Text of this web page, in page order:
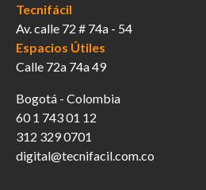
Tecnifácil
Av. calle 72 # 74a - 54
Espacios Útiles
Calle 72a 74a 49
Bogotá - Colombia
60 1 743 01 12
312 329 0701
digital@tecnifacil.com.co